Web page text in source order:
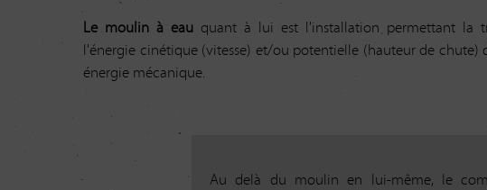
Le moulin à eau quant à lui est l'installation permettant la
l'énergie cinétique (vitesse) et/ou potentielle (hauteur de chute)
énergie mécanique.
Au delà du moulin en lui-même, le